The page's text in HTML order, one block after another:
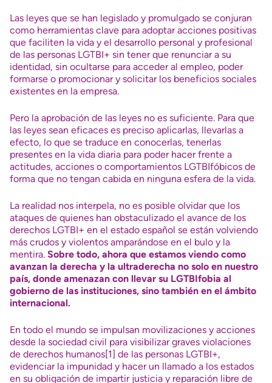
Las leyes que se han legislado y promulgado se conjuran
como herramientas clave para adoptar acciones positivas
que faciliten la vida y el desarrollo personal y profesional
de las personas LGTBI+ sin tener que renunciar a su
identidad, sin ocultarse para acceder al empleo, poder
formarse o promocionar y solicitar los beneficios sociales
existentes en la empresa.
Pero la aprobación de las leyes no es suficiente. Para que
las leyes sean eficaces es preciso aplicarlas, llevarlas a
efecto, lo que se traduce en conocerlas, tenerlas
presentes en la vida diaria para poder hacer frente a
actitudes, acciones o comportamientos LGTBIfóbicos de
forma que no tengan cabida en ninguna esfera de la vida.
La realidad nos interpela, no es posible olvidar que los
ataques de quienes han obstaculizado el avance de los
derechos LGTBI+ en el estado español se están volviendo
más crudos y violentos amparándose en el bulo y la
mentira. Sobre todo, ahora que estamos viendo como
avanzan la derecha y la ultraderecha no solo en nuestro
país, donde amenazan con llevar su LGTBIfobia al
gobierno de las instituciones, sino también en el ámbito
internacional.
En todo el mundo se impulsan movilizaciones y acciones
desde la sociedad civil para visibilizar graves violaciones
de derechos humanos[1] de las personas LGTBI+,
evidenciar la impunidad y hacer un llamado a los estados
en su obligación de impartir justicia y reparación libre de